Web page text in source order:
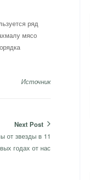
ряд
мясо
Источник
Next Post
от звезды в 11
годах от нас